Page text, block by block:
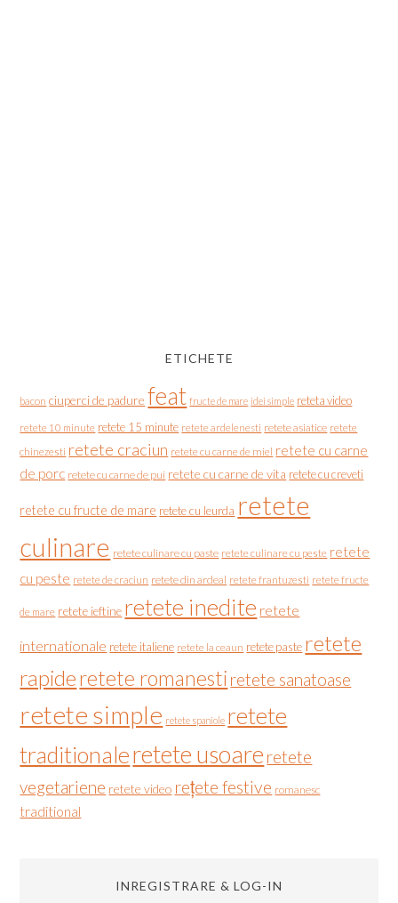
ETICHETE
bacon ciuperci de padure feat fructe de mare idei simple reteta video
retete 10 minute retete 15 minute retete ardelenesti retete asiatice retete
chinezesti retete craciun retete cu carne de miel retete cu carne
de porc retete cu carne de pui retete cu carne de vita retete cu creveti
retete cu fructe de mare retete cu leurda retete
culinare retete culinare cu paste retete culinare cu peste retete
cu peste retete de craciun retete din ardeal retete frantuzesti retete fructe
de mare retete ieftine retete inedite retete
internationale retete italiene retete la ceaun retete paste retete
rapideretete romanesti retete sanatoase
retete simple retete spaniole retete
traditionaleretete usoare retete
vegetariene retete video rețete festive romanesc
traditional
INREGISTRARE & LOG-IN